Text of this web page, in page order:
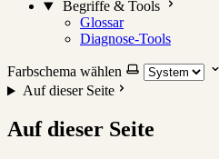
Begriffe & Tools
Glossar
Diagnose-Tools
Farbschema wählen
Auf dieser Seite
Auf dieser Seite